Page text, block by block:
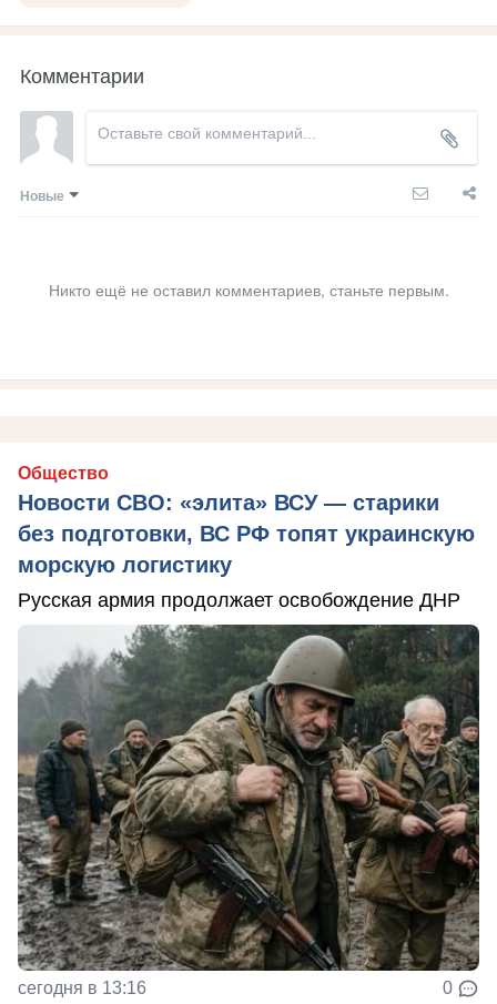
Комментарии
Новые
Никто ещё не оставил комментариев, станьте первым.
Общество
Новости СВО: «элита» ВСУ — старики
без подготовки, ВС РФ топят украинскую
морскую логистику
Русская армия продолжает освобождение ДНР
сегодня в 13:16 0